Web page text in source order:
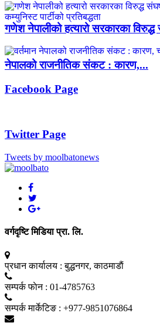
गणेश नेपालीको हत्यारो सरकारका विरुद्ध
नेपालको राजनीतिक संकट : कारण,...
Facebook Page
Twitter Page
Tweets by moolbatonews
वर्गदृष्टि मिडिया प्रा. लि.
प्रधान कार्यालय : बुद्धनगर, काठमाडाैं
सम्पर्क फाेन : 01-4785763
सम्पर्क मार्केटिङ : +977-9851076864